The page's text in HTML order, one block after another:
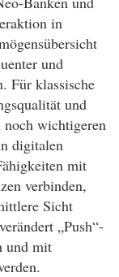
in
und
Für klassische
und
noch wichtigeren
digitalen
mit
verbinden,
Sicht
„Push“-
und mit